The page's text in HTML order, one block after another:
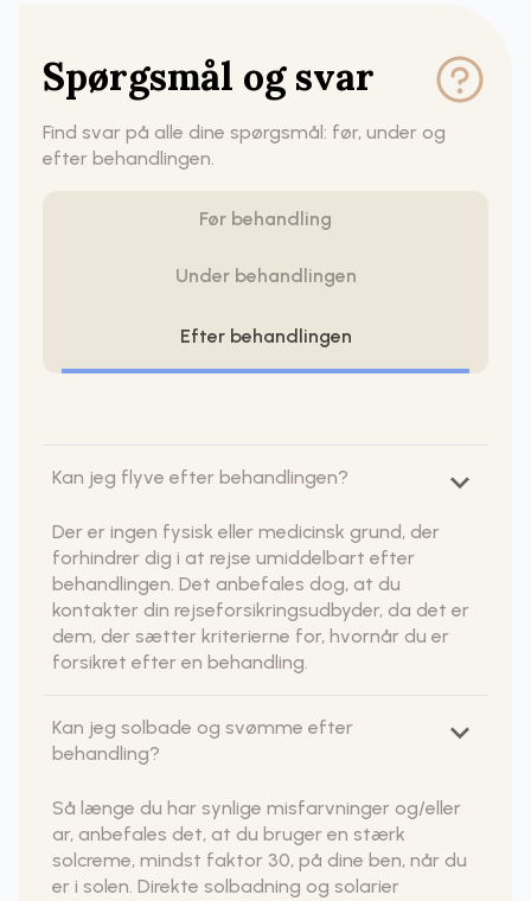
Spørgsmål og svar
Find svar på alle dine spørgsmål: før, under og
efter behandlingen.
Før behandling
Under behandlingen
Efter behandlingen
Kan jeg flyve efter behandlingen? keyboard_arrow_down
Der er ingen fysisk eller medicinsk grund, der
forhindrer dig i at rejse umiddelbart efter
behandlingen. Det anbefales dog, at du
kontakter din rejseforsikringsudbyder, da det er
dem, der sætter kriterierne for, hvornår du er
forsikret efter en behandling.
Kan jeg solbade og svømme efter
behandling?
keyboard_arrow_down
Så længe du har synlige misfarvninger og/eller
ar, anbefales det, at du bruger en stærk
solcreme, mindst faktor 30, på dine ben, når du
er i solen. Direkte solbadning og solarier